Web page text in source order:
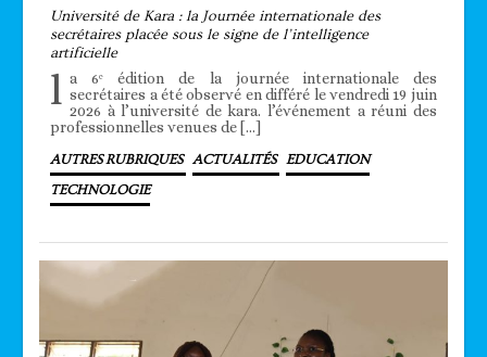
Université de Kara : la Journée internationale des
secrétaires placée sous le signe de l’intelligence
artificielle
l a 6ᵉ édition de la journée internationale des
secrétaires a été observé en différé le vendredi 19 juin
2026 à l’université de kara. l’événement a réuni des
professionnelles venues de […]
AUTRES RUBRIQUES ACTUALITÉS EDUCATION
TECHNOLOGIE